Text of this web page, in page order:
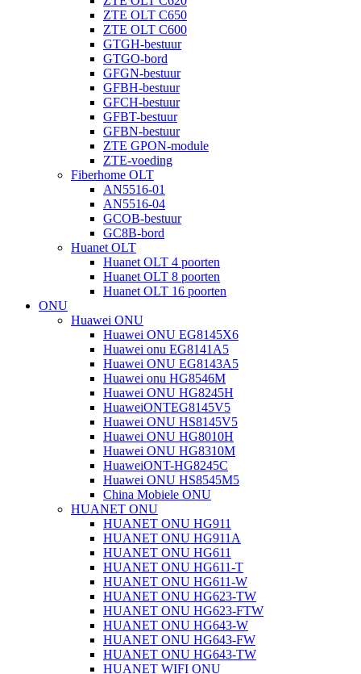
ZTE OLT C650
ZTE OLT C600
GTGH-bestuur
GTGO-bord
GFGN-bestuur
GFBH-bestuur
GFCH-bestuur
GFBT-bestuur
GFBN-bestuur
ZTE GPON-module
ZTE-voeding
Fiberhome OLT
AN5516-01
AN5516-04
GCOB-bestuur
GC8B-bord
Huanet OLT
Huanet OLT 4 poorten
Huanet OLT 8 poorten
Huanet OLT 16 poorten
ONU
Huawei ONU
Huawei ONU EG8145X6
Huawei onu EG8141A5
Huawei ONU EG8143A5
Huawei onu HG8546M
Huawei ONU HG8245H
HuaweiONTEG8145V5
Huawei ONU HS8145V5
Huawei ONU HG8010H
Huawei ONU HG8310M
HuaweiONT-HG8245C
Huawei ONU HS8545M5
China Mobiele ONU
HUANET ONU
HUANET ONU HG911
HUANET ONU HG911A
HUANET ONU HG611
HUANET ONU HG611-T
HUANET ONU HG611-W
HUANET ONU HG623-TW
HUANET ONU HG623-FTW
HUANET ONU HG643-W
HUANET ONU HG643-FW
HUANET ONU HG643-TW
HUANET WIFI ONU